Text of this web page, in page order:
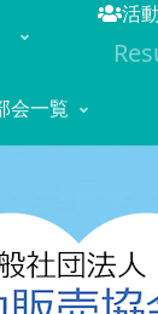
活
会一覧